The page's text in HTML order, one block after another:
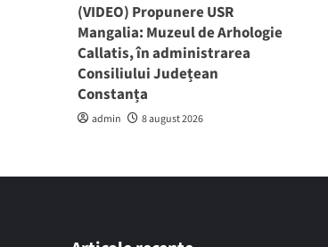
(VIDEO) Propunere USR
Mangalia: Muzeul de Arhologie
Callatis, în administrarea
Consiliului Județean
Constanța
admin 8 august 2026